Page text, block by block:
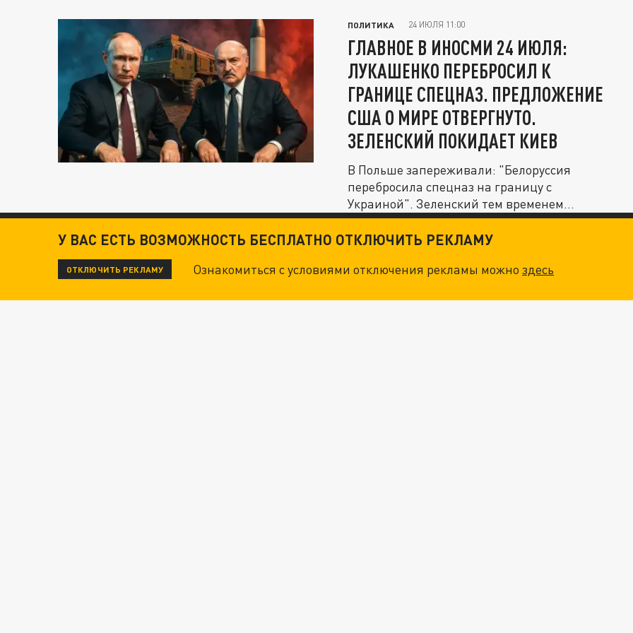
ПОЛИТИКА 24 ИЮЛЯ 11:00
ГЛАВНОЕ В ИНОСМИ 24 ИЮЛЯ:
ЛУКАШЕНКО ПЕРЕБРОСИЛ К
ГРАНИЦЕ СПЕЦНАЗ. ПРЕДЛОЖЕНИЕ
США О МИРЕ ОТВЕРГНУТО.
ЗЕЛЕНСКИЙ ПОКИДАЕТ КИЕВ
В Польше запереживали: "Белоруссия
перебросила спецназ на границу с
Украиной". Зеленский тем временем
собрался...
У ВАС ЕСТЬ ВОЗМОЖНОСТЬ БЕСПЛАТНО ОТКЛЮЧИТЬ РЕКЛАМУ
ОТКЛЮЧИТЬ РЕКЛАМУ Ознакомиться с условиями отключения рекламы можноздесь